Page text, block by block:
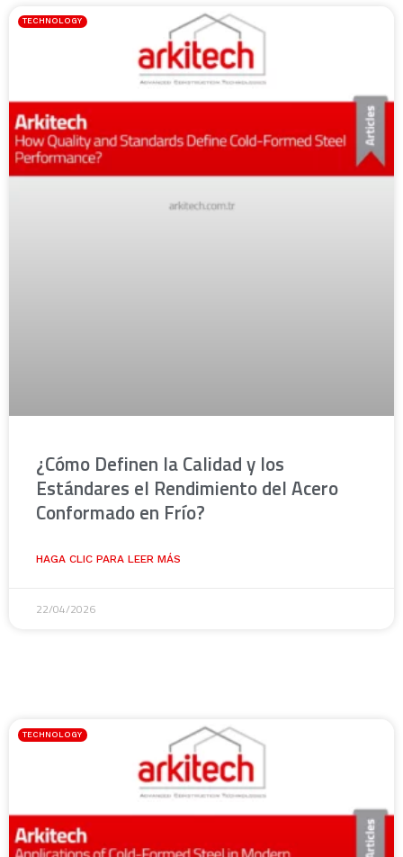
TECHNOLOGY
¿Cómo Definen la Calidad y los
Estándares el Rendimiento del Acero
Conformado en Frío?
HAGA CLIC PARA LEER MÁS
22/04/2026
TECHNOLOGY